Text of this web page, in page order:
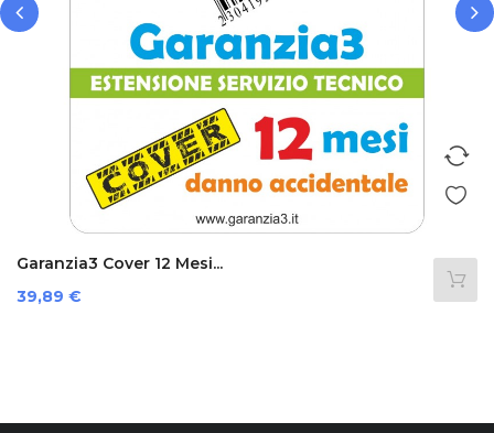
Garanzia3 Cover 12 Mesi...
Prezzo
39,89 €